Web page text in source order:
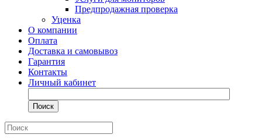
Предпродажная проверка
Уценка
О компании
Оплата
Доставка и самовывоз
Гарантия
Контакты
Личный кабинет
Поиск